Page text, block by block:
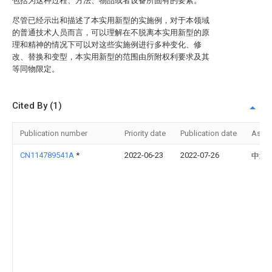
尽管已经示出和描述了本实用新型的实施例，对于本领域
的普通技术人员而言，可以理解在不脱离本实用新型的原
理和精神的情况下可以对这些实施例进行多种变化、修
改、替换和变型，本实用新型的范围由所附权利要求及其
等同物限定。
Cited By (1)
Publication number Priority date Publication date
CN114789541A * 2022-06-23 2022-07-26 中北